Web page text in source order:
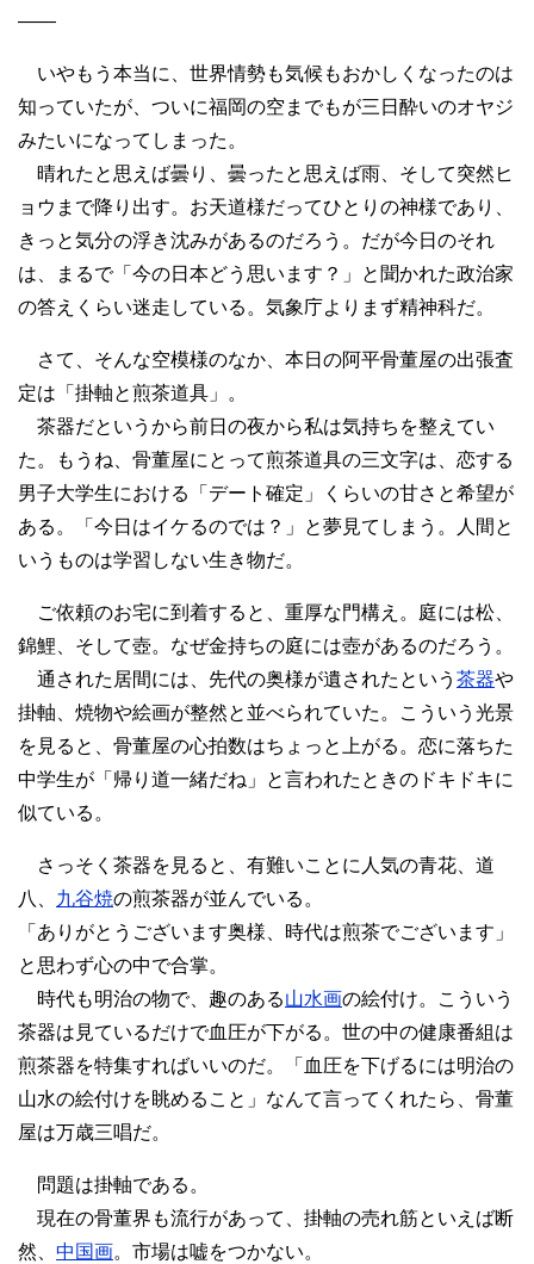
――
いやもう本当に、世界情勢も気候もおかしくなったのは
知っていたが、ついに福岡の空までもが三日酔いのオヤジ
みたいになってしまった。
晴れたと思えば曇り、曇ったと思えば雨、そして突然ヒ
ョウまで降り出す。お天道様だってひとりの神様であり、
きっと気分の浮き沈みがあるのだろう。だが今日のそれ
は、まるで「今の日本どう思います？」と聞かれた政治家
の答えくらい迷走している。気象庁よりまず精神科だ。
さて、そんな空模様のなか、本日の阿平骨董屋の出張査
定は「掛軸と煎茶道具」。
茶器だというから前日の夜から私は気持ちを整えてい
た。もうね、骨董屋にとって煎茶道具の三文字は、恋する
男子大学生における「デート確定」くらいの甘さと希望が
ある。「今日はイケるのでは？」と夢見てしまう。人間と
いうものは学習しない生き物だ。
ご依頼のお宅に到着すると、重厚な門構え。庭には松、
錦鯉、そして壺。なぜ金持ちの庭には壺があるのだろう。
通された居間には、先代の奥様が遺されたという 茶器や
掛軸、焼物や絵画が整然と並べられていた。こういう光景
を見ると、骨董屋の心拍数はちょっと上がる。恋に落ちた
中学生が「帰り道一緒だね」と言われたときのドキドキに
似ている。
さっそく茶器を見ると、有難いことに人気の青花、道
八、 九谷焼の煎茶器が並んでいる。
「ありがとうございます奥様、時代は煎茶でございます」
と思わず心の中で合掌。
時代も明治の物で、趣のある山水画の絵付け。こういう
茶器は見ているだけで血圧が下がる。世の中の健康番組は
煎茶器を特集すればいいのだ。「血圧を下げるには明治の
山水の絵付けを眺めること」なんて言ってくれたら、骨董
屋は万歳三唱だ。
問題は掛軸である。
現在の骨董界も流行があって、掛軸の売れ筋といえば断
然、 中国画。市場は嘘をつかない。